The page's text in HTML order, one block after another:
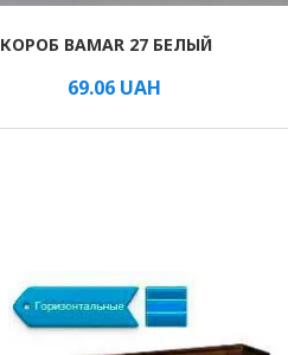
КОРОБ BAMAR 27 БЕЛЫЙ
69.06UAH